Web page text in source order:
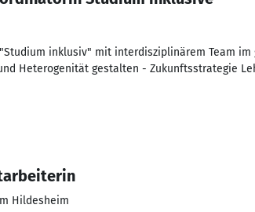
inklusiv" mit interdisziplinärem Team
Heterogenität gestalten - Zukunftsstrategie
Hildesheim